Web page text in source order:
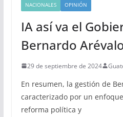
NACIONALES OPINIÓN
IA así va el
Bernardo
29 de septiembre de 2024
En resumen, la gestión de
caracterizado por un
reforma política y